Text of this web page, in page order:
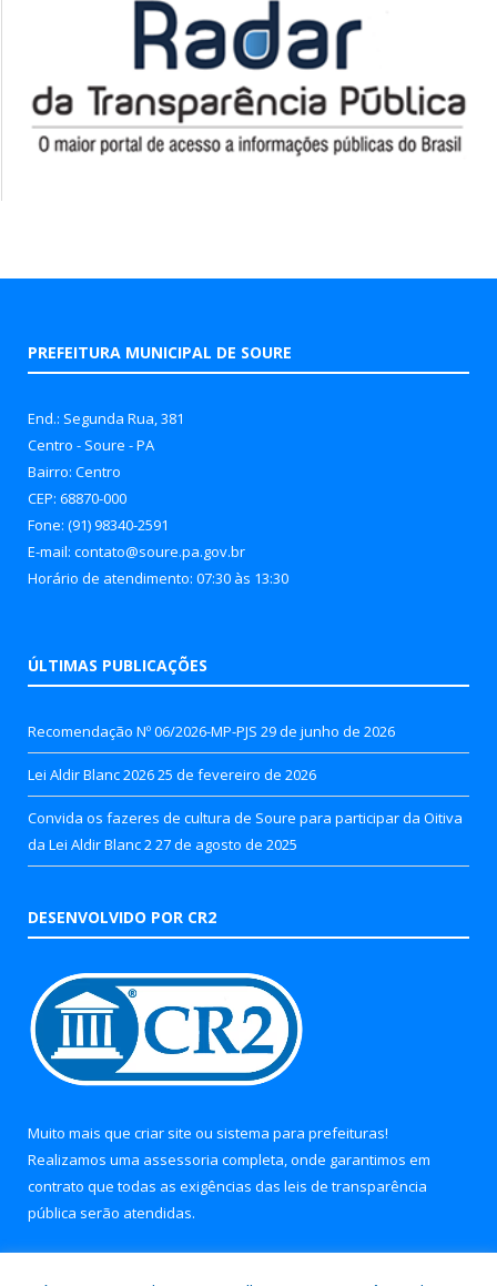
PREFEITURA MUNICIPAL DE SOURE
End.: Segunda Rua, 381
Centro - Soure - PA
Bairro: Centro
CEP: 68870-000
Fone: (91) 98340-2591
E-mail: contato@soure.pa.gov.br
Horário de atendimento: 07:30 às 13:30
ÚLTIMAS PUBLICAÇÕES
Recomendação Nº 06/2026-MP-PJS 29 de junho de 2026
Lei Aldir Blanc 202625 de fevereiro de 2026
Convida os fazeres de cultura de Soure para participar da Oitiva
da Lei Aldir Blanc 2 27 de agosto de 2025
DESENVOLVIDO POR CR2
Muito mais que criar site ou sistema para prefeituras!
Realizamos uma assessoria completa, onde garantimos em
contrato que todas as exigências das leis de transparência
pública serão atendidas.